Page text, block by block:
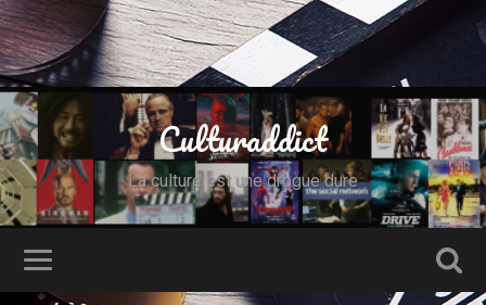
Culturaddict
La culture est une drogue dure